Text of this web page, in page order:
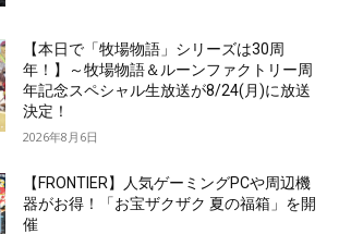
【本日で「牧場物語」シリーズは30周
年！】～牧場物語＆ルーンファクトリー周
年記念スペシャル生放送が8/24(月)に放送
決定！
2026年8月6日
【FRONTIER】人気ゲーミングPCや周辺機
器がお得！「お宝ザクザク 夏の福箱」を開
催